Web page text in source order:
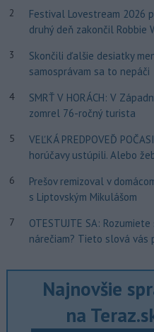
2
Festival Lovestream 2026
druhý deň zakončil Robbie
3
Skončili ďalšie desiatky
samosprávam sa to nepáči
4
SMRŤ V HORÁCH: V
zomrel 76-ročný turista
5
VEĽKÁ PREDPOVEĎ
horúčavy ustúpili. Alebo
6
Prešov remizoval v
s Liptovským Mikulášom
7
OTESTUJTE SA:
nárečiam? Tieto slová vás
Najnovšie
na